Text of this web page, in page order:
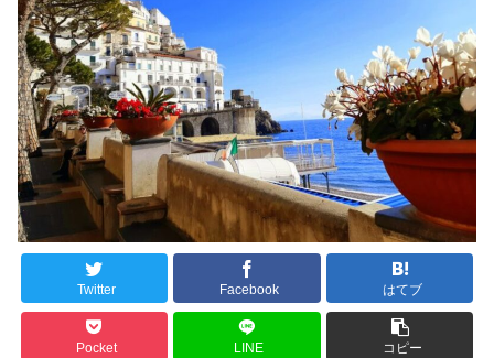
Twitter Facebook はてブ
Pocket LINE コピー